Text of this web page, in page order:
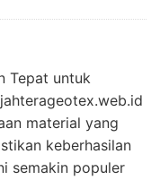
Tepat untuk
material yang
keberhasilan
semakin populer